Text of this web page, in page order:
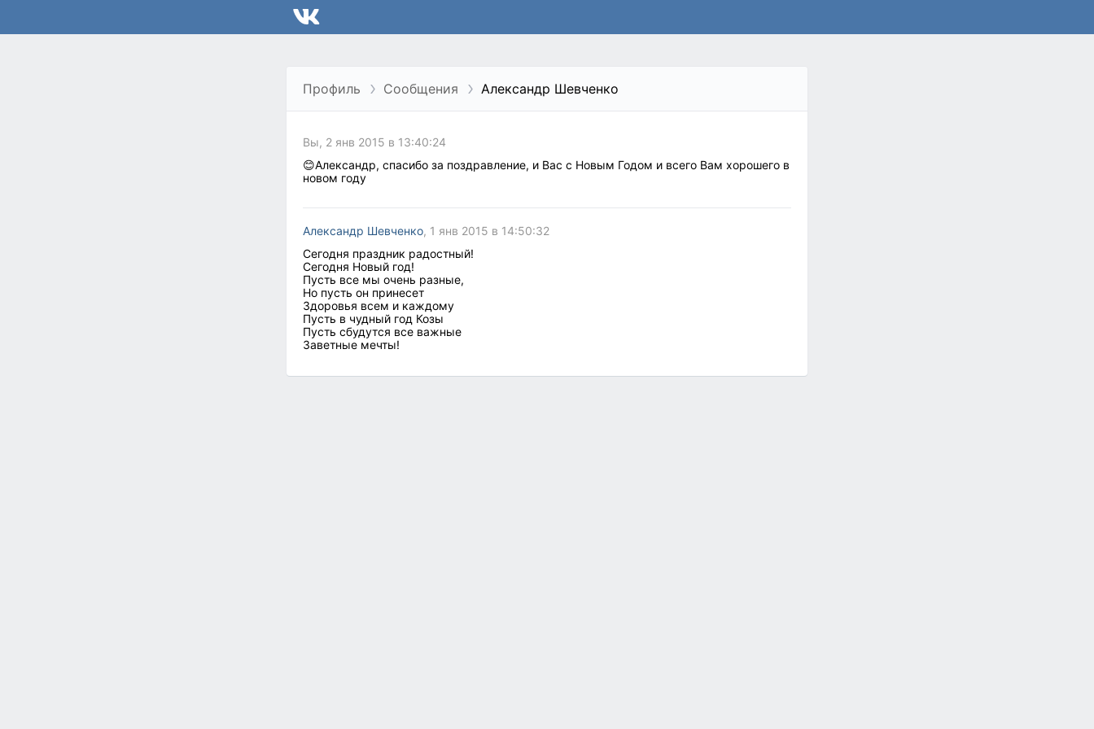
Профиль Сообщения Александр Шевченко
Вы, 2 янв 2015 в 13:40:24
😊Александр, спасибо за поздравление, и Вас с Новым Годом и всего Вам хорошего в
новом году
Александр Шевченко, 1 янв 2015 в 14:50:32
Сегодня праздник радостный!
Сегодня Новый год!
Пусть все мы очень разные,
Но пусть он принесет
Здоровья всем и каждому
Пусть в чудный год Козы
Пусть сбудутся все важные
Заветные мечты!